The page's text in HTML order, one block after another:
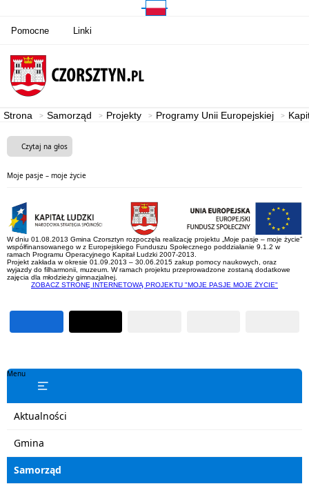
Pomocne Linki
Strona Samorząd Projekty Programy Unii Europejskiej
Czytaj na głos
Moje pasje – moje życie
W dniu 01.08.2013 Gmina Czorsztyn rozpoczęła realizację projektu „Moje pasje – moje życie”
współfinansowanego w z Europejskiego Funduszu Społecznego poddziałanie 9.1.2 w
ramach Programu Operacyjnego Kapitał Ludzki 2007-2013.
Projekt zakłada w okresie 01.09.2013 – 30.06.2015 zakup pomocy naukowych, oraz
wyjazdy do filharmonii, muzeum. W ramach projektu przeprowadzone zostaną dodatkowe
zajęcia dla młodzieży gimnazjalnej.
ZOBACZ STRONĘ INTERNETOWĄ PROJEKTU "MOJE PASJE MOJE ŻYCIE"
Menu
Aktualności
Gmina
Samorząd